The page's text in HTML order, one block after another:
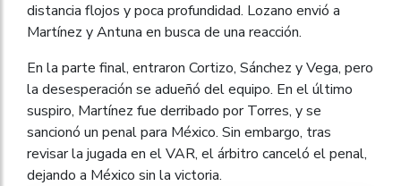
distancia flojos y poca profundidad. Lozano envió a
Martínez y Antuna en busca de una reacción.
En la parte final, entraron Cortizo, Sánchez y Vega, pero
la desesperación se adueñó del equipo. En el último
suspiro, Martínez fue derribado por Torres, y se
sancionó un penal para México. Sin embargo, tras
revisar la jugada en el VAR, el árbitro canceló el penal,
dejando a México sin la victoria.